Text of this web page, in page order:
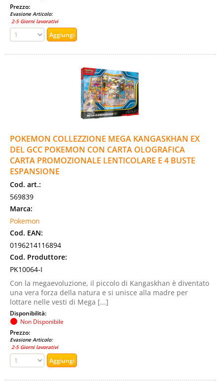
Prezzo:
Evasione Articolo:
2-5 Giorni lavorativi
POKEMON COLLEZZIONE MEGA KANGASKHAN EX
DEL GCC POKEMON CON CARTA OLOGRAFICA
CARTA PROMOZIONALE LENTICOLARE E 4 BUSTE
ESPANSIONE
Cod. art.:
569839
Marca:
Pokemon
Cod. EAN:
0196214116894
Cod. Produttore:
PK10064-I
Con la megaevoluzione, il piccolo di Kangaskhan è diventato
una vera forza della natura e si unisce alla madre per
lottare nelle vesti di Mega [...]
Disponibilità:
Non Disponibile
Prezzo:
Evasione Articolo:
2-5 Giorni lavorativi